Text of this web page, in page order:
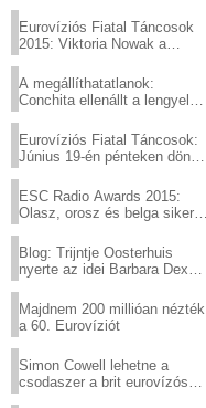
Eurovíziós Fiatal Táncosok
2015: Viktoria Nowak a
A megállíthatatlanok:
Conchita ellenállt a lengyel
Eurovíziós Fiatal Táncosok:
Június 19-én pénteken döntő
ESC Radio Awards 2015:
Olasz, orosz és belga siker,
Blog: Trijntje Oosterhuis
nyerte az idei Barbara Dex
Majdnem 200 millióan nézték
a 60. Eurovíziót
Simon Cowell lehetne a
csodaszer a brit eurovízós